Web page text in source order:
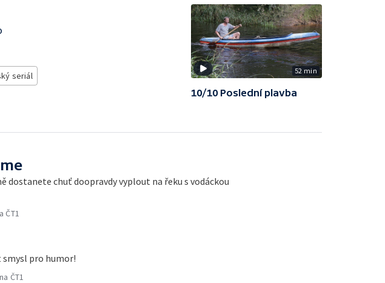
seriál 52 min
10/10 Poslední plavba
dostanete chuť doopravdy vyplout na řeku s vodáckou
ČT1
pro humor!
ČT1